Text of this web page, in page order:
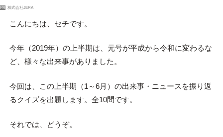
PR 株式会社JERA
こんにちは、セチです。
今年（2019年）の上半期は、元号が平成から令和に変わるな
ど、様々な出来事がありました。
今回は、この上半期（1～6月）の出来事・ニュースを振り返
るクイズを出題します。全10問です。
それでは、どうぞ。